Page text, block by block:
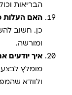
הבריאות
האם העלות
כן. חשוב
ומורשה.
איך יודעים
מומלץ לבצע
ולוודא